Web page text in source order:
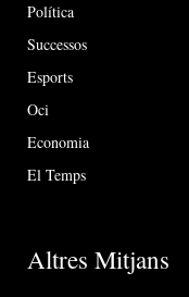
Política
Successos
Esports
Oci
Economia
El Temps
Altres Mitjans